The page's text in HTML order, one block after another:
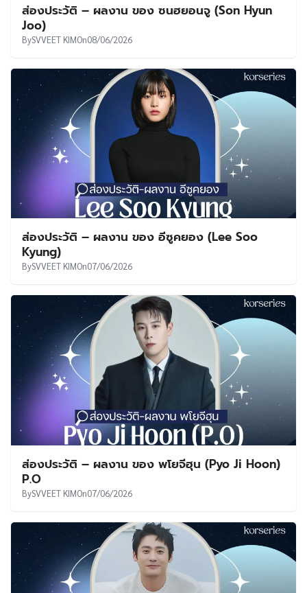
ส่องประวัติ – ผลงาน ของ ซนฮยอนจู (Son Hyun
Joo)
BySVVEET KIMOn08/06/2026
ส่องประวัติ – ผลงาน ของ อีซูคยอง (Lee Soo
Kyung)
BySVVEET KIMOn07/06/2026
ส่องประวัติ – ผลงาน ของ พโยจีฮุน (Pyo Ji Hoon)
P.O
BySVVEET KIMOn07/06/2026